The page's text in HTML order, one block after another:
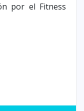
por el Fitness